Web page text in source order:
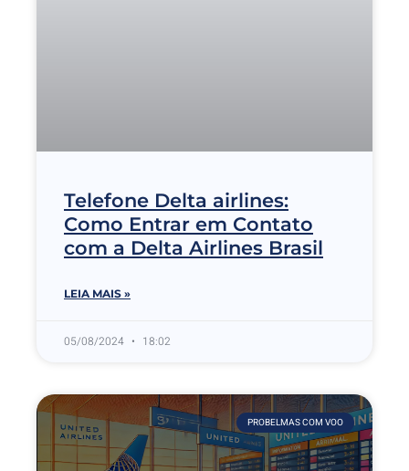
Telefone Delta airlines:
Como Entrar em Contato
com a Delta Airlines Brasil
LEIA MAIS »
05/08/2024 18:02
PROBELMAS COM VOO